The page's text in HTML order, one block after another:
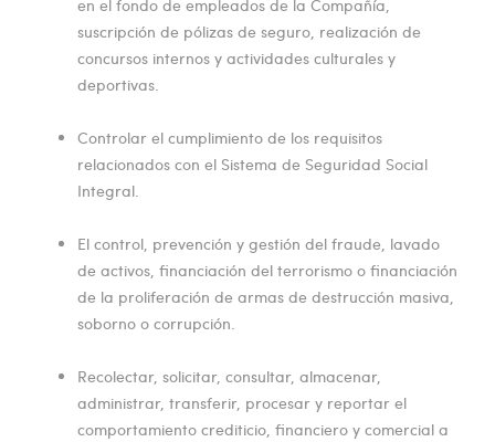
en el fondo de empleados de la Compañía,
suscripción de pólizas de seguro, realización de
concursos internos y actividades culturales y
deportivas.
Controlar el cumplimiento de los requisitos
relacionados con el Sistema de Seguridad Social
Integral.
El control, prevención y gestión del fraude, lavado
de activos, financiación del terrorismo o financiación
de la proliferación de armas de destrucción masiva,
soborno o corrupción.
Recolectar, solicitar, consultar, almacenar,
administrar, transferir, procesar y reportar el
comportamiento crediticio, financiero y comercial a